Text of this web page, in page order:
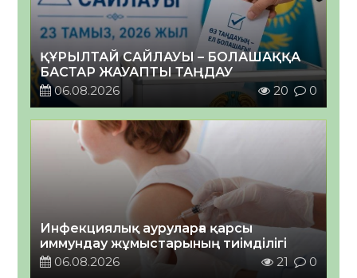
ҚҰРЫЛТАЙ САЙЛАУЫ – БОЛАШАҚҚА
БАСТАР ЖАУАПТЫ ТАҢДАУ
06.08.2026
20 0
Инфекциялық ауруларға қарсы
иммундау жұмыстарының тиімділігі
06.08.2026
21 0